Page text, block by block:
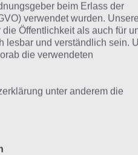
Lara Croft Relic Run
Runner wie Temple
Croft Relic Run neue
Objekte haben oft
Run wichtig lange
der Steuerung auch die
Dann weißt du schon, wie
beim Erlass der
verwendet wurden. Unsere
Öffentlichkeit als auch für
lesbar und verständlich sein.
die verwendeten
unter anderem die